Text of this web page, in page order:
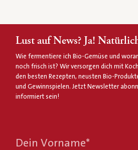
Lust auf News? Ja!
Wie fermentiere ich Bio-Gemüse und
noch frisch ist? Wir versorgen dich mit
den besten Rezepten, neusten Bio-
und Gewinnspielen. Jetzt Newsletter
informiert sein!
Dein Vorname*